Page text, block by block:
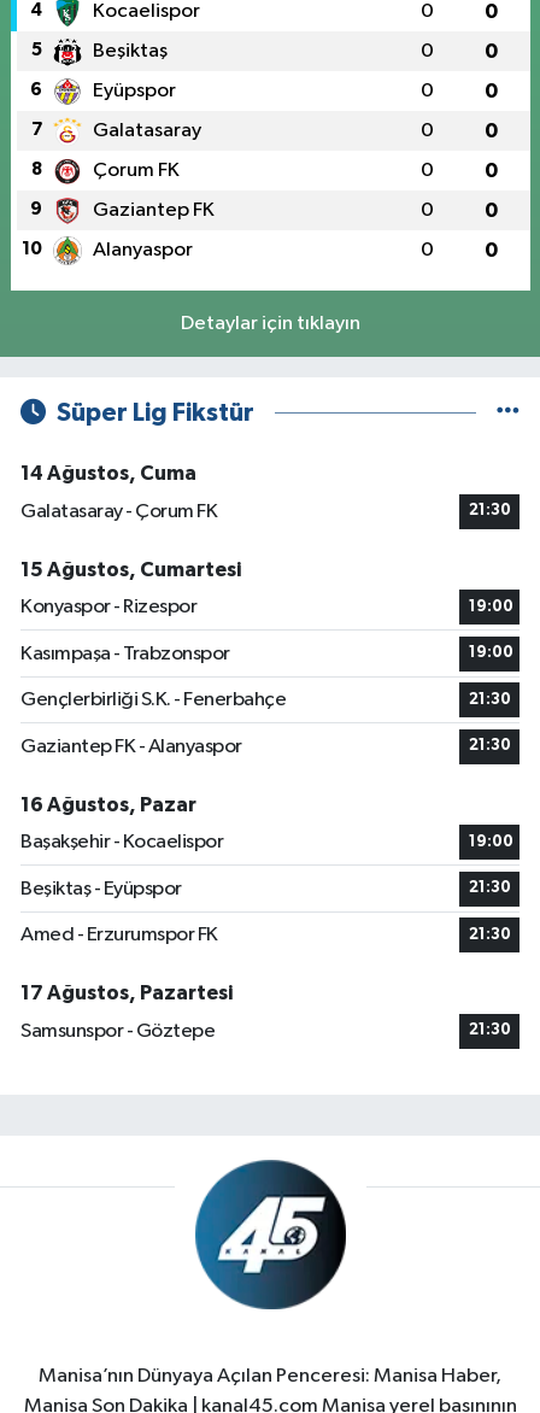
4 Kocaelispor 0 0
5 Beşiktaş 0 0
6 Eyüpspor 0 0
7 Galatasaray 0 0
8 Çorum FK 0 0
9 Gaziantep FK 0 0
10 Alanyaspor 0 0
Detaylar için tıklayın
Süper Lig Fikstür
14 Ağustos, Cuma
Galatasaray - Çorum FK
21:30
15 Ağustos, Cumartesi
Konyaspor - Rizespor
19:00
Kasımpaşa - Trabzonspor 19:00
Gençlerbirliği S.K. - Fenerbahçe 21:30
Gaziantep FK - Alanyaspor 21:30
16 Ağustos, Pazar
Başakşehir - Kocaelispor
19:00
Beşiktaş - Eyüpspor 21:30
Amed - Erzurumspor FK 21:30
17 Ağustos, Pazartesi
Samsunspor - Göztepe
21:30
Manisa’nın Dünyaya Açılan Penceresi: Manisa Haber,
Manisa Son Dakika | kanal45.com Manisa yerel basınının